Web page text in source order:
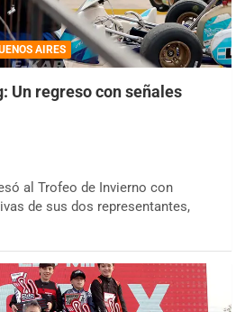
AIRES
Un regreso con señales
al Trofeo de Invierno con
de sus dos representantes,